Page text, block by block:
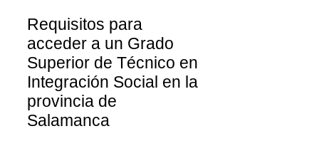
Requisitos para
acceder a un Grado
Superior de Técnico en
Integración Social en la
provincia de
Salamanca